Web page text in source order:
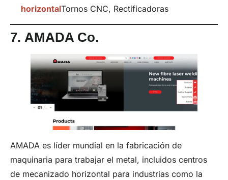
horizontalTornos CNC, Rectificadoras
7. AMADA Co.
AMADA es líder mundial en la fabricación de
maquinaria para trabajar el metal, incluidos centros
de mecanizado horizontal para industrias como la